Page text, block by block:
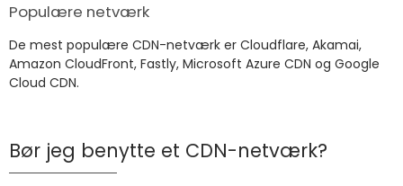
Populære netværk
De mest populære CDN-netværk er Cloudflare, Akamai,
Amazon CloudFront, Fastly, Microsoft Azure CDN og Google
Cloud CDN.
Bør jeg benytte et CDN-netværk?